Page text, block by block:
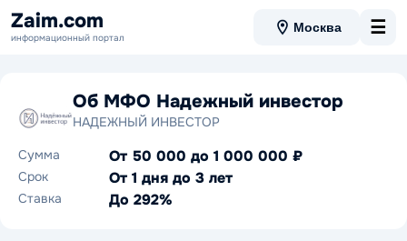
Zaim.com
информационный портал
Москва ☰
Об МФО Надежный инвестор
НАДЕЖНЫЙ ИНВЕСТОР
Сумма
От 50 000 до 1 000 000 ₽
Срок От 1 дня до 3 лет
Ставка До 292%